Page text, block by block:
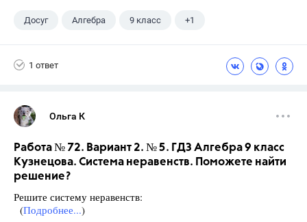
Досуг Алгебра 9 класс +1
1 ответ
Ольга К
Работа № 72. Вариант 2. № 5. ГДЗ Алгебра 9 класс
Кузнецова. Система неравенств. Поможете найти
решение?
Решите систему неравенств:
(Подробнее...)